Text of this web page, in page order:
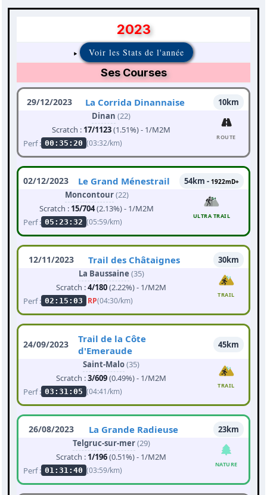
2023
Voir les Stats de l'année
Ses Courses
29/12/2023 La Corrida Dinannaise
10km
Dinan (22)
Scratch : 17/1123(1.51%) - 1/M2M
Perf : 00:35:20 (03:32/km)
ROUTE
02/12/2023 Le Grand Ménestrail 54km - 1922mD+
Moncontour(22)
Scratch : 15/704(2.13%) - 1/M2M
Perf : 05:23:32 (05:59/km)
ULTRA TRAIL
12/11/2023 Trail des Châtaignes
30km
La Baussaine (35)
Scratch :4/180(2.22%) - 1/M2M
Perf : 02:15:03 RP(04:30/km)
TRAIL
24/09/2023
Trail de la Côte
d'Emeraude
45km
Saint-Malo(35)
Scratch :3/609(0.49%) - 1/M2M
Perf : 03:31:05 (04:41/km)
TRAIL
26/08/2023 La Grande Radieuse
23km
Telgruc-sur-mer(29)
Scratch : 1/196(0.51%) - 1/M2M
Perf : 01:31:40 (03:59/km)
NATURE